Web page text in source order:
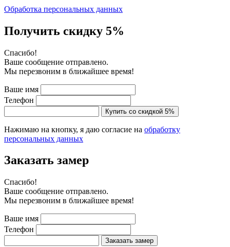
Обработка персональных данных
Получить скидку 5%
Cпасибо!
Ваше сообщение отправлено.
Мы перезвоним в ближайшее время!
Ваше имя
Телефон
Купить со скидкой 5%
Нажимаю на кнопку, я даю согласие на обработку
персональных данных
Заказать замер
Cпасибо!
Ваше сообщение отправлено.
Мы перезвоним в ближайшее время!
Ваше имя
Телефон
Заказать замер